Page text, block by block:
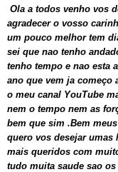
Ola a todos venho vos
agradecer o vosso
um pouco melhor tem
sei que nao tenho
tenho tempo e nao esta
ano que vem ja começo
o meu canal YouTube
nem o tempo nem as
bem que sim .Bem
quero vos desejar
mais queridos com
tudo muita saude sao